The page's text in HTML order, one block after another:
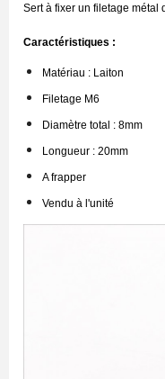
Sert à fixer un filetage métal
Caractéristiques :
Matériau : Laiton
Filetage M6
Diamètre total : 8mm
Longueur : 20mm
A frapper
Vendu à l'unité